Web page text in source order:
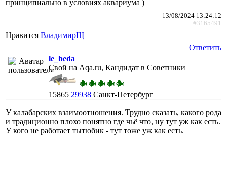
принципиально в условиях аквариума )
13/08/2024 13:24:12
#3165491
Нравится ВладимирЩ
Ответить
le_beda
Свой на Aqa.ru, Кандидат в Советники
15865 29938 Санкт-Петербург
У калабарских взаимоотношения. Трудно сказать, какого рода
и традиционно плохо понятно где чьё что, ну тут уж как есть.
У кого не работает тытюбик - тут тоже уж как есть.